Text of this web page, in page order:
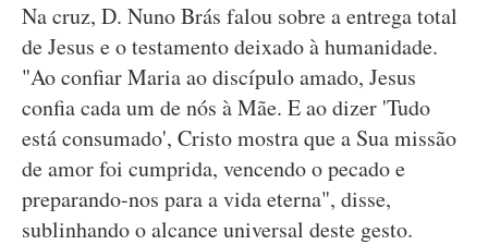
Na cruz, D. Nuno Brás falou sobre a entrega total
de Jesus e o testamento deixado à humanidade.
"Ao confiar Maria ao discípulo amado, Jesus
confia cada um de nós à Mãe. E ao dizer 'Tudo
está consumado', Cristo mostra que a Sua missão
de amor foi cumprida, vencendo o pecado e
preparando-nos para a vida eterna", disse,
sublinhando o alcance universal deste gesto.